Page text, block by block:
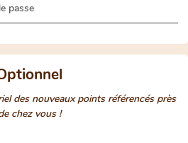
passe
des nouveaux points référencés près
chez vous !